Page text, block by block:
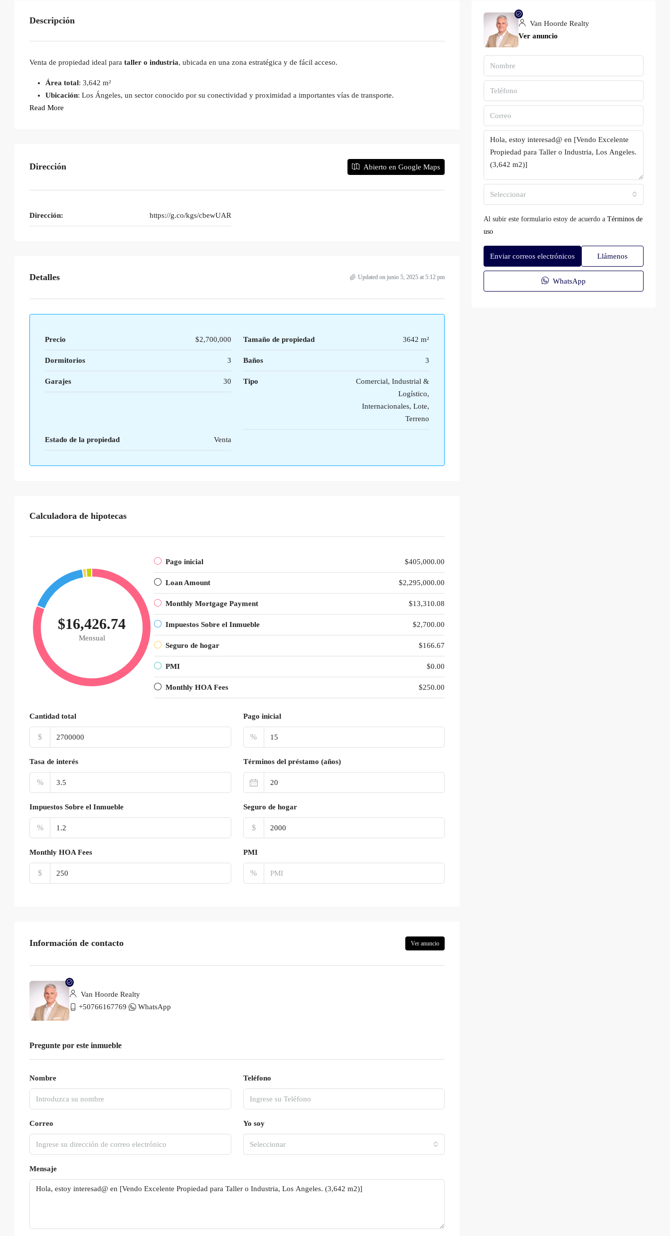
Descripción
Venta de propiedad ideal para taller o industria, ubicada en una zona estratégica y de fácil acceso.
Área total: 3,642 m²
Ubicación: Los Ángeles, un sector conocido por su conectividad y proximidad a importantes vías de transporte.
Read More
Dirección Abierto en Google Maps
Dirección: https://g.co/kgs/cbewUAR
Detalles Updated on junio 5, 2025 at 5:12 pm
Precio $2,700,000 Tamaño de propiedad 3642 m²
Dormitorios 3 Baños 3
Garajes 30 Tipo
Comercial, Industrial &
Logístico,
Internacionales, Lote,
Terreno
Estado de la propiedad Venta
Calculadora de hipotecas
$16,426.74
Mensual
Pago inicial $405,000.00
Loan Amount $2,295,000.00
Monthly Mortgage Payment $13,310.08
Impuestos Sobre el Inmueble $2,700.00
Seguro de hogar $166.67
PMI $0.00
Monthly HOA Fees $250.00
Cantidad total
$
Pago inicial
%
Tasa de interés
%
Términos del préstamo (años)
Impuestos Sobre el Inmueble
%
Seguro de hogar
$
Monthly HOA Fees
$
PMI
%
Información de contacto Ver anuncio
Van Hoorde Realty
+50766167769
WhatsApp
Pregunte por este inmueble
Nombre Teléfono
Correo Yo soy
Seleccionar
Mensaje
Van Hoorde Realty
Ver anuncio
Seleccionar
Al subir este formulario estoy de acuerdo a Términos de
uso
Enviar correos electrónicos Llámenos
WhatsApp